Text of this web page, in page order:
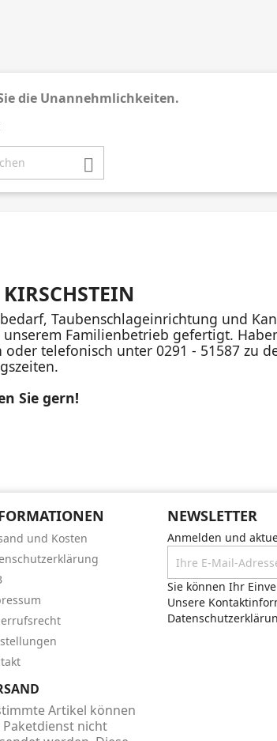
die Unannehmlichkeiten.

Taubenschlageinrichtung und
Familienbetrieb gefertigt.
telefonisch unter 0291 - 51587 zu
Sie gern!
und Kosten
NEWSLETTER
Anmelden und
Sie können Ihr
Unsere
Artikel können
nicht